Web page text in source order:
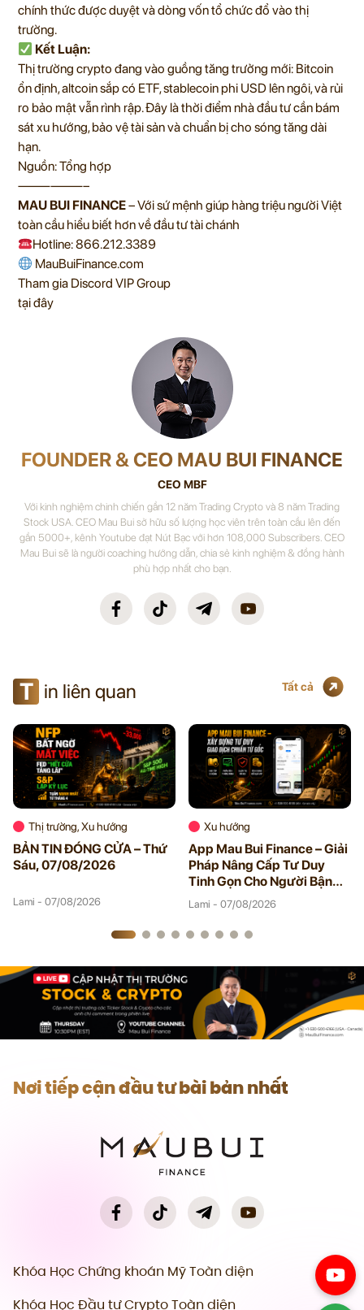
chính thức được duyệt và dòng vốn tổ chức đổ vào thị
trường.
Kết Luận:
Thị trường crypto đang vào guồng tăng trưởng mới: Bitcoin
ổn định, altcoin sắp có ETF, stablecoin phi USD lên ngôi, và rủi
ro bảo mật vẫn rình rập. Đây là thời điểm nhà đầu tư cần bám
sát xu hướng, bảo vệ tài sản và chuẩn bị cho sóng tăng dài
hạn.
Nguồn: Tổng hợp
——————–
MAU BUI FINANCE– Với sứ mệnh giúp hàng triệu người Việt
toàn cầu hiểu biết hơn về đầu tư tài chánh
Hotline: 866.212.3389
MauBuiFinance.com
Tham gia Discord VIP Group
tại đây
FOUNDER & CEO MAU BUI FINANCE
CEO MBF
Với kinh nghiệm chinh chiến gần 12 năm Trading Crypto và 8 năm Trading
Stock USA. CEO Mau Bui sở hữu số lượng học viên trên toàn cầu lên đến
gần 5000+, kênh Youtube đạt Nút Bạc với hơn 108,000 Subscribers. CEO
Mau Bui sẽ là người coaching hướng dẫn, chia sẻ kinh nghiệm & đồng hành
phù hợp nhất cho bạn.
T in liên quan Tất cả
Thị trường, Xu hướng
BẢN TIN ĐÓNG CỬA – Thứ
Sáu, 07/08/2026
Lami - 07/08/2026
Xu hướng
App Mau Bui Finance – Giải
Pháp Nâng Cấp Tư Duy
Tinh Gọn Cho Người Bận
Rộn
Lami - 07/08/2026
Nơi tiếp cận đầu tư bài bản nhất
Khóa Học Chứng khoán Mỹ Toàn diện
Khóa Học Đầu tư Crypto Toàn diện